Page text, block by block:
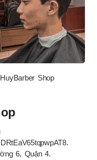
Shop
6, Quận 4.